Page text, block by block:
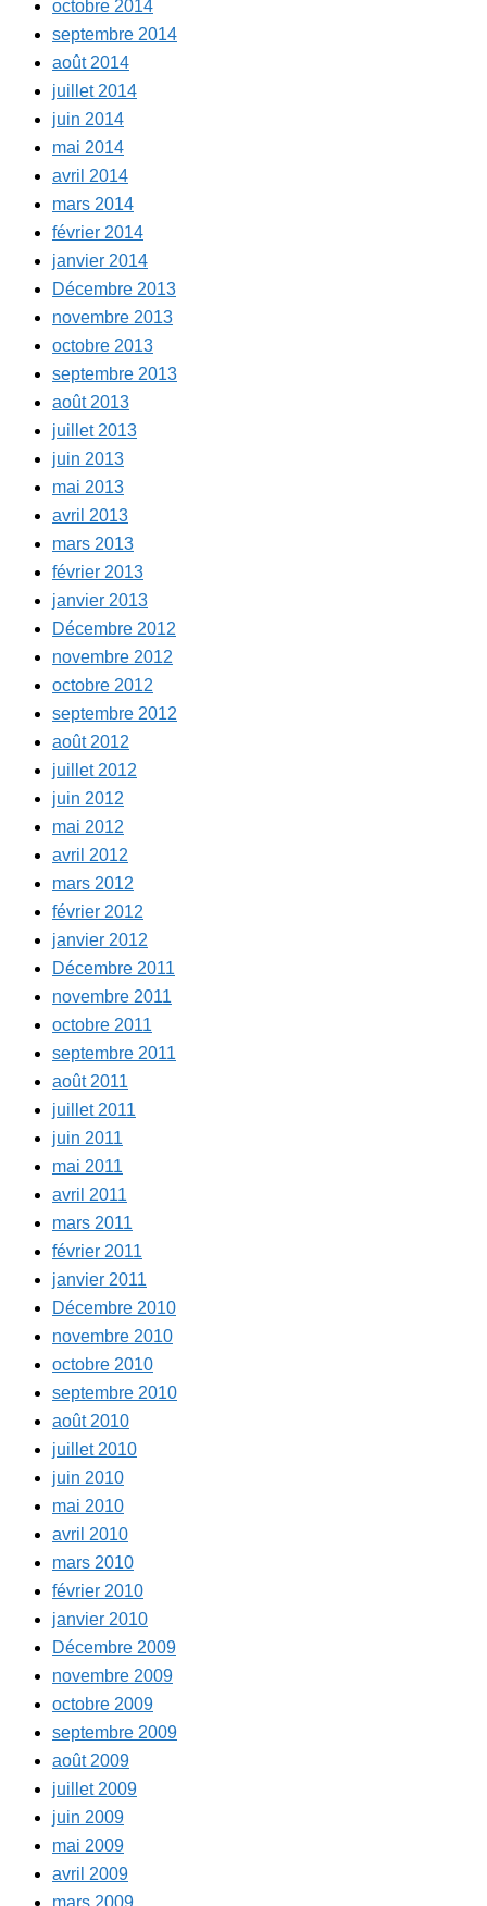
octobre 2014
septembre 2014
août 2014
juillet 2014
juin 2014
mai 2014
avril 2014
mars 2014
février 2014
janvier 2014
Décembre 2013
novembre 2013
octobre 2013
septembre 2013
août 2013
juillet 2013
juin 2013
mai 2013
avril 2013
mars 2013
février 2013
janvier 2013
Décembre 2012
novembre 2012
octobre 2012
septembre 2012
août 2012
juillet 2012
juin 2012
mai 2012
avril 2012
mars 2012
février 2012
janvier 2012
Décembre 2011
novembre 2011
octobre 2011
septembre 2011
août 2011
juillet 2011
juin 2011
mai 2011
avril 2011
mars 2011
février 2011
janvier 2011
Décembre 2010
novembre 2010
octobre 2010
septembre 2010
août 2010
juillet 2010
juin 2010
mai 2010
avril 2010
mars 2010
février 2010
janvier 2010
Décembre 2009
novembre 2009
octobre 2009
septembre 2009
août 2009
juillet 2009
juin 2009
mai 2009
avril 2009